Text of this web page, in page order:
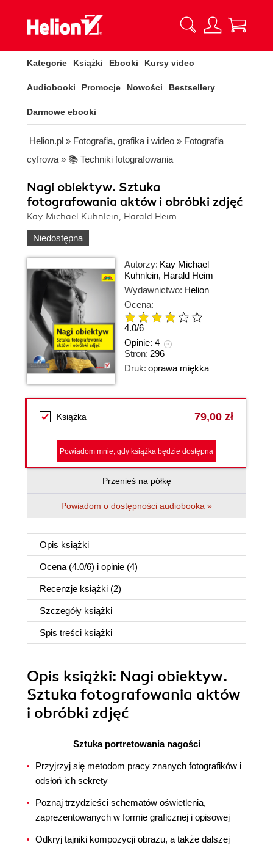
Kategorie Książki Ebooki Kursy video
Audiobooki Promocje Nowości Bestsellery
Darmowe ebooki
Helion.pl » Fotografia, grafika i wideo » Fotografia
cyfrowa » 📚 Techniki fotografowania
Nagi obiektyw. Sztuka
fotografowania aktów i obróbki zdjęć
Kay Michael Kuhnlein, Harald Heim
Niedostępna
Autorzy: Kay Michael
Kuhnlein, Harald Heim
Wydawnictwo: Helion
Ocena:
4.0/6
Opinie: 4
Stron: 296
Druk: oprawa miękka
Książka 79,00 zł
Powiadom mnie, gdy książka będzie dostępna
Przenieś na półkę
Powiadom o dostępności audiobooka »
Opis książki
Ocena (4.0/6) i opinie (4)
Recenzje książki (2)
Szczegóły książki
Spis treści książki
Opis książki: Nagi obiektyw.
Sztuka fotografowania aktów
i obróbki zdjęć
Sztuka portretowania nagości
Przyjrzyj się metodom pracy znanych fotografików i
odsłoń ich sekrety
Poznaj trzydzieści schematów oświetlenia,
zaprezentowanych w formie graficznej i opisowej
Odkryj tajniki kompozycji obrazu, a także dalszej